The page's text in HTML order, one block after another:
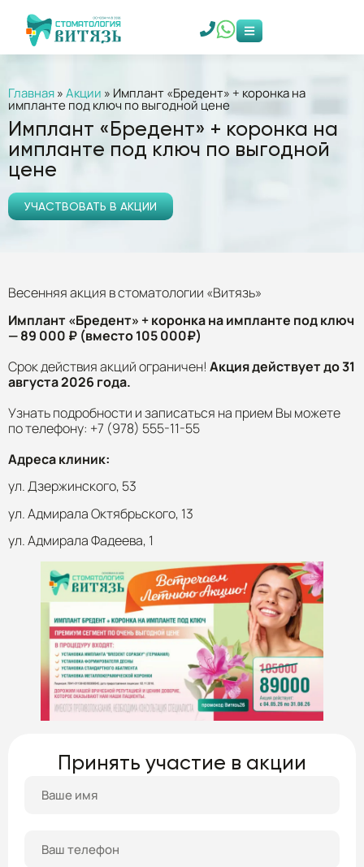
Главная»Акции » Имплант «Бредент» + коронка на
импланте под ключ по выгодной цене
Имплант «Бредент» + коронка на
импланте под ключ по выгодной
цене
УЧАСТВОВАТЬ В АКЦИИ
Весенняя акция в стоматологии «Витязь»
Имплант «Бредент» + коронка на импланте под ключ
— 89 000 ₽ (вместо 105 000₽)
Срок действия акций ограничен! Акция действует до 31
августа 2026 года.
Узнать подробности и записаться на прием Вы можете
по телефону: +7 (978) 555-11-55
Адреса клиник:
ул. Дзержинского, 53
ул. Адмирала Октябрьского, 13
ул. Адмирала Фадеева, 1
Принять участие в акции